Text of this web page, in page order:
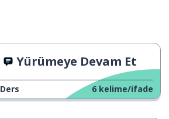
Yürümeye Devam Et
Ders 6 kelime/ifade